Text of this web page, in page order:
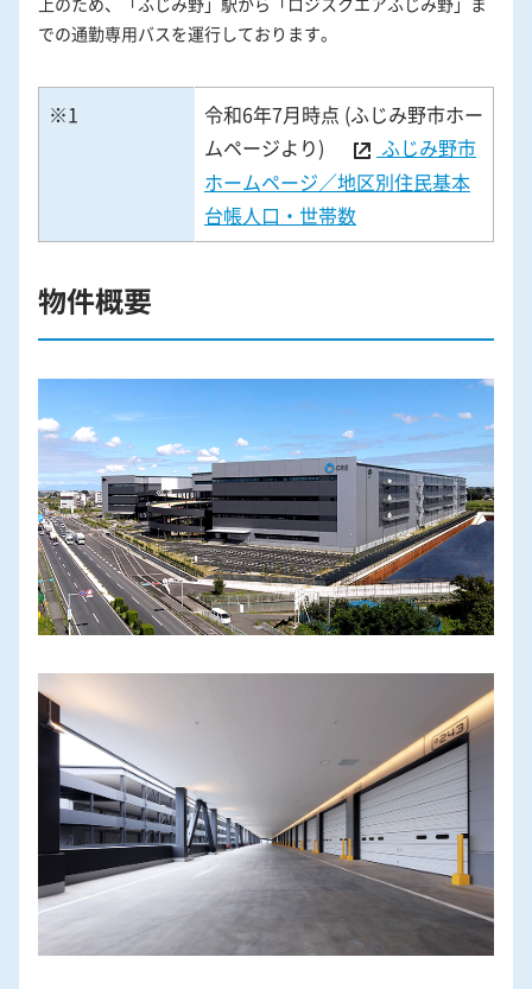
での通勤専用バスを運行しております。
※1
令和6年7月時点 (ふじみ野市ホー
ムページより)
ふじみ野市
ホームページ／地区別住民基本
台帳人口・世帯数
物件概要